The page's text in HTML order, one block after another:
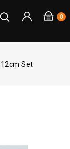
0
Set